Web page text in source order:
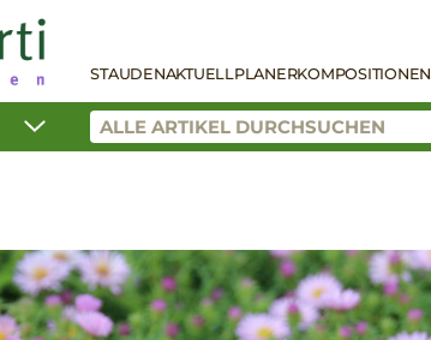
STAUDENAKTUELLPLANERKOMPOSITIONEN